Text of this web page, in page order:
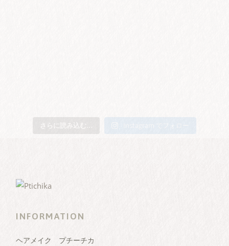
さらに読み込む... Instagram でフォロー
INFORMATION
ヘアメイク プチーチカ